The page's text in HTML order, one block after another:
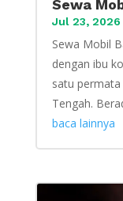
Sewa
Jul 23, 2026
Sewa Mobil
dengan ibu
satu permata
Tengah.
baca lainnya